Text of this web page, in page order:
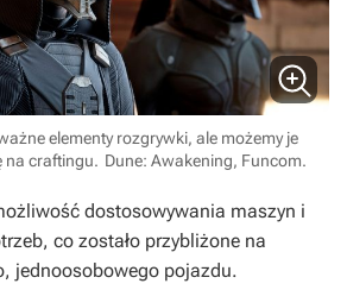
elementy rozgrywki, ale możemy je
na craftingu. Dune: Awakening, Funcom.
dostosowywania maszyn i
co zostało przybliżone na
jednoosobowego pojazdu.